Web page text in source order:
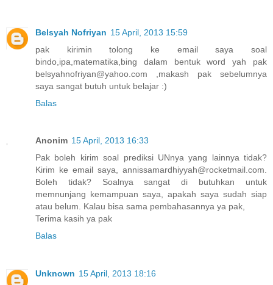
Belsyah Nofriyan 15 April, 2013 15:59
pak kirimin tolong ke email saya soal
bindo,ipa,matematika,bing dalam bentuk word yah pak
belsyahnofriyan@yahoo.com ,makash pak sebelumnya
saya sangat butuh untuk belajar :)
Balas
Anonim 15 April, 2013 16:33
Pak boleh kirim soal prediksi UNnya yang lainnya tidak?
Kirim ke email saya, annissamardhiyyah@rocketmail.com.
Boleh tidak? Soalnya sangat di butuhkan untuk
memnunjang kemampuan saya, apakah saya sudah siap
atau belum. Kalau bisa sama pembahasannya ya pak,
Terima kasih ya pak
Balas
Unknown 15 April, 2013 18:16